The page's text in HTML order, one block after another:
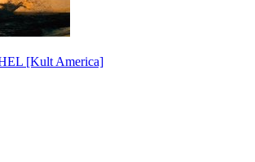
[Kult America]